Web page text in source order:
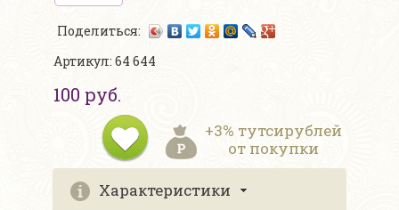
Поделиться:
Артикул: 64 644
100 руб.
+3% тутсирублей
от покупки
Характеристики